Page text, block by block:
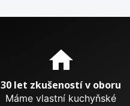
home
30 let zkušeností v oboru
Máme vlastní kuchyňské